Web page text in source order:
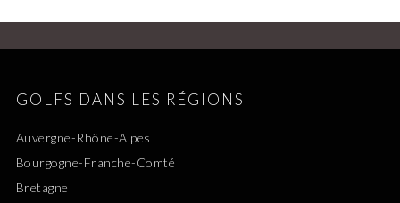
GOLFS DANS LES RÉGIONS
Auvergne-Rhône-Alpes
Bourgogne-Franche-Comté
Bretagne